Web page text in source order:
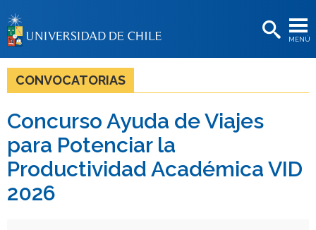
MENÚ
BIBLIOTECAS
LA UNIVERSIDAD
Estudiantes
Académicas/os
CONVOCATORIAS
Concurso Ayuda de Viajes
para Potenciar la
Productividad Académica VID
2026